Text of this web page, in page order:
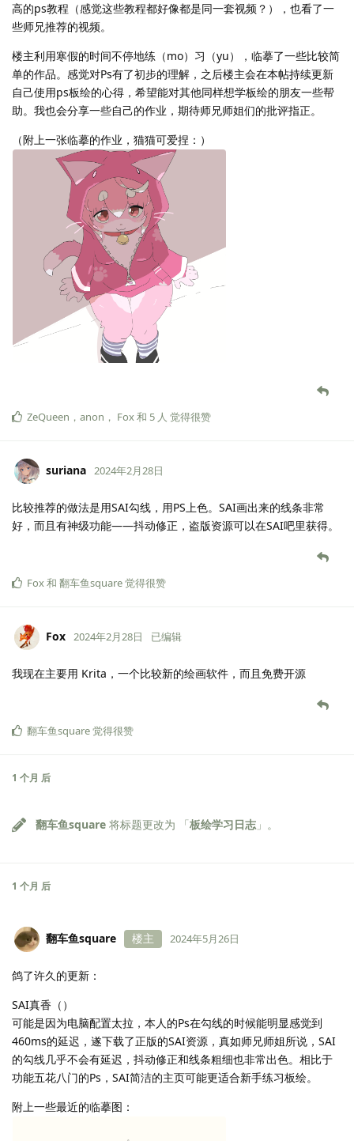
高的ps教程（感觉这些教程都好像都是同一套视频？），也看了一
些师兄推荐的视频。
楼主利用寒假的时间不停地练（mo）习（yu），临摹了一些比较简
单的作品。感觉对Ps有了初步的理解，之后楼主会在本帖持续更新
自己使用ps板绘的心得，希望能对其他同样想学板绘的朋友一些帮
助。我也会分享一些自己的作业，期待师兄师姐们的批评指正。
（附上一张临摹的作业，猫猫可爱捏：）
ZeQueen ， anon ， Fox和 5 人 觉得很赞
suriana 2024年2月28日
比较推荐的做法是用SAI勾线，用PS上色。SAI画出来的线条非常
好，而且有神级功能——抖动修正，盗版资源可以在SAI吧里获得。
Fox和 翻车鱼square觉得很赞
Fox 2024年2月28日 已编辑
我现在主要用 Krita，一个比较新的绘画软件，而且免费开源
翻车鱼square觉得很赞
1 个月 后
翻车鱼square 将标题更改为 「板绘学习日志 」。
1 个月 后
翻车鱼square 楼主 2024年5月26日
鸽了许久的更新：
SAI真香（）
可能是因为电脑配置太拉，本人的Ps在勾线的时候能明显感觉到
460ms的延迟，遂下载了正版的SAI资源，真如师兄师姐所说，SAI
的勾线几乎不会有延迟，抖动修正和线条粗细也非常出色。相比于
功能五花八门的Ps，SAI简洁的主页可能更适合新手练习板绘。
附上一些最近的临摹图：